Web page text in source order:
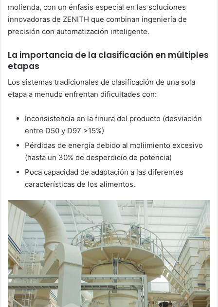
molienda, con un énfasis especial en las soluciones
innovadoras de ZENITH que combinan ingeniería de
precisión con automatización inteligente.
La importancia de la clasificación en múltiples
etapas
Los sistemas tradicionales de clasificación de una sola
etapa a menudo enfrentan dificultades con:
Inconsistencia en la finura del producto (desviación
entre D50 y D97 >15%)
Pérdidas de energía debido al moliimiento excesivo
(hasta un 30% de desperdicio de potencia)
Poca capacidad de adaptación a las diferentes
características de los alimentos.